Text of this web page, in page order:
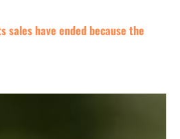
have ended because the